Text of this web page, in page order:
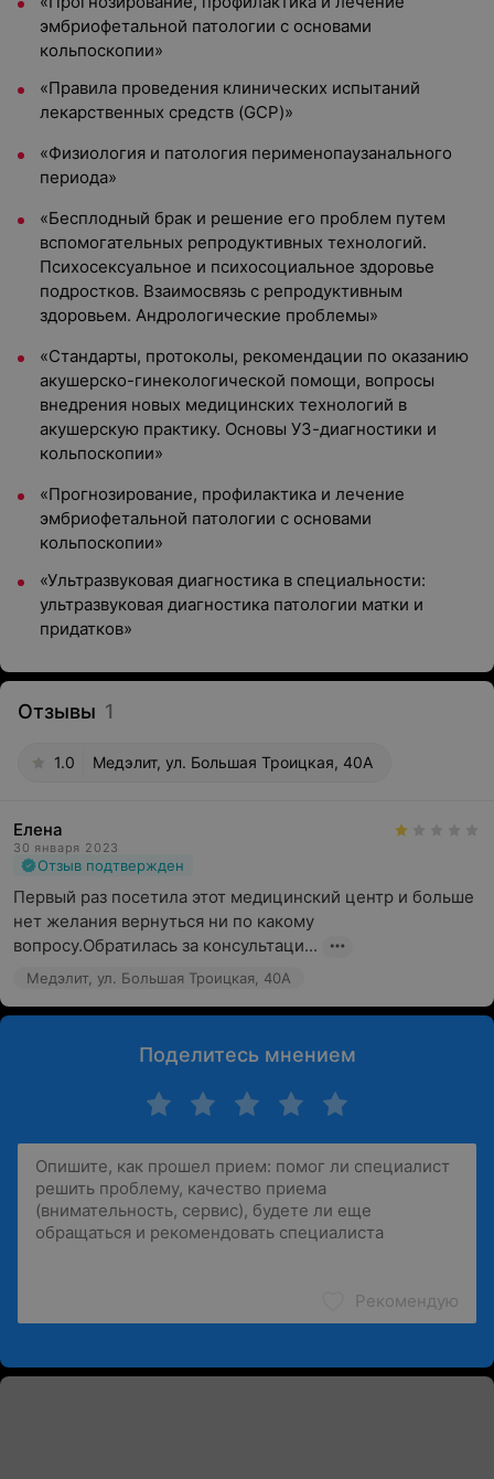
эмбриофетальной патологии с основами
кольпоскопии»
«Правила проведения клинических испытаний
лекарственных средств (GCP)»
«Физиология и патология перименопаузанального
периода»
«Бесплодный брак и решение его проблем путем
вспомогательных репродуктивных технологий.
Психосексуальное и психосоциальное здоровье
подростков. Взаимосвязь с репродуктивным
здоровьем. Андрологические проблемы»
«Стандарты, протоколы, рекомендации по оказанию
акушерско-гинекологической помощи, вопросы
внедрения новых медицинских технологий в
акушерскую практику. Основы УЗ-диагностики и
кольпоскопии»
«Прогнозирование, профилактика и лечение
эмбриофетальной патологии с основами
кольпоскопии»
«Ультразвуковая диагностика в специальности:
ультразвуковая диагностика патологии матки и
придатков»
Отзывы 1
1.0 Медэлит, ул. Большая Троицкая, 40А
Елена
30 января 2023
Отзыв подтвержден
Первый раз посетила этот медицинский центр и больше
нет желания вернуться ни по какому
вопросу.Обратилась за консультаци...
Медэлит, ул. Большая Троицкая, 40А
Поделитесь мнением
Рекомендую